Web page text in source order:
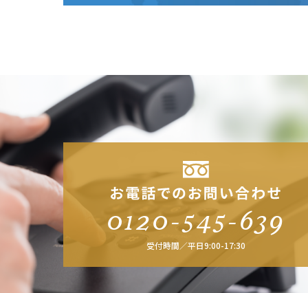
0120-545-639
受付時間／平日9:00-17:30